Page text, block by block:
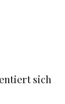
sich